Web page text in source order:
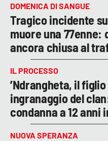
DOMENICA DI SANGUE
Tragico incidente
muore una
ancora chiusa al
IL PROCESSO
’Ndrangheta, il
ingranaggio del
condanna a 12 anni
NUOVA SPERANZA